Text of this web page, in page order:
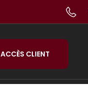
ACCÈS CLIENT